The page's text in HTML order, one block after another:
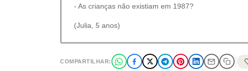
- As crianças não existiam em 1987?
(Julia, 5 anos)
COMPARTILHAR: